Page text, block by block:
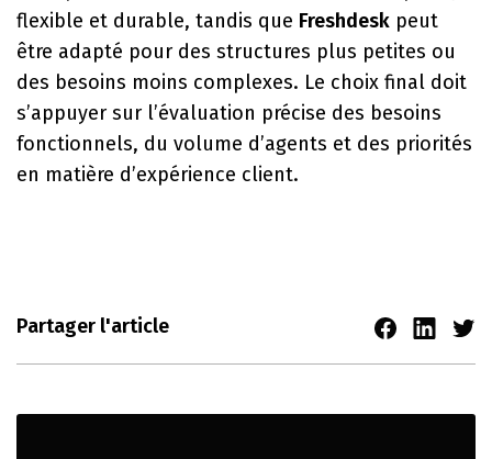
flexible et durable, tandis que Freshdesk peut
être adapté pour des structures plus petites ou
des besoins moins complexes. Le choix final doit
s’appuyer sur l’évaluation précise des besoins
fonctionnels, du volume d’agents et des priorités
en matière d’expérience client.
Partager l'article